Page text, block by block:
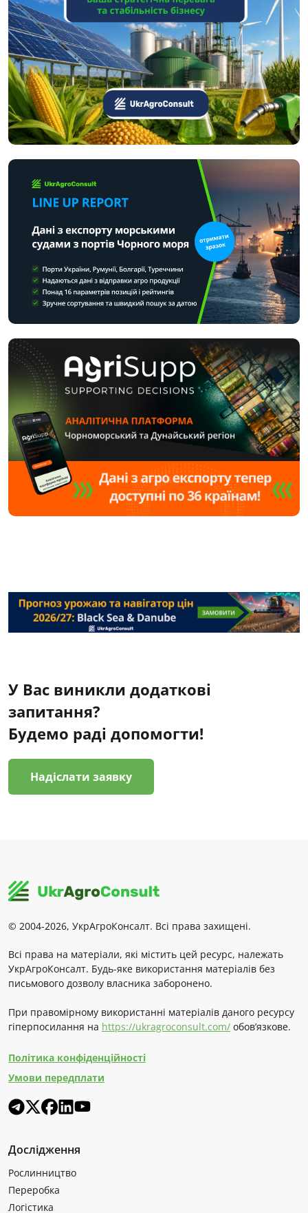
У Вас виникли додаткові
запитання?
Будемо раді допомогти!
Надіслати заявку
© 2004-2026, УкрАгроКонсалт. Всі права захищені.
Всі права на матеріали, які містить цей ресурс, належать
УкрАгроКонсалт. Будь-яке використання матеріалів без
письмового дозволу власника заборонено.
При правомірному використанні матеріалів даного ресурсу
гіперпосилання на https://ukragroconsult.com/ обов’язкове.
Політика конфіденційності
Умови передплати
Дослідження
Рослинництво
Переробка
Логістика